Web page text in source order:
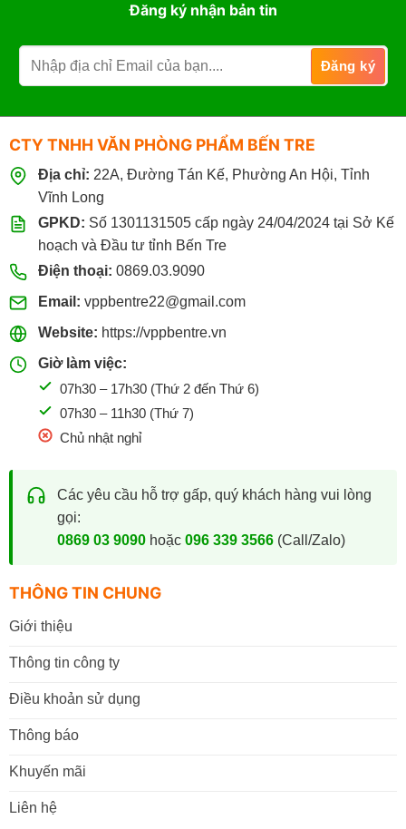
Đăng ký nhận bản tin
CTY TNHH VĂN PHÒNG PHẨM BẾN TRE
Địa chỉ: 22A, Đường Tán Kế, Phường An Hội, Tỉnh
Vĩnh Long
GPKD: Số 1301131505 cấp ngày 24/04/2024 tại Sở Kế
hoạch và Đầu tư tỉnh Bến Tre
Điện thoại: 0869.03.9090
Email: vppbentre22@gmail.com
Website: https://vppbentre.vn
Giờ làm việc:
07h30 – 17h30 (Thứ 2 đến Thứ 6)
07h30 – 11h30 (Thứ 7)
Chủ nhật nghỉ
Các yêu cầu hỗ trợ gấp, quý khách hàng vui lòng
gọi:
0869 03 9090hoặc 096 339 3566(Call/Zalo)
THÔNG TIN CHUNG
Giới thiệu
Thông tin công ty
Điều khoản sử dụng
Thông báo
Khuyến mãi
Liên hệ